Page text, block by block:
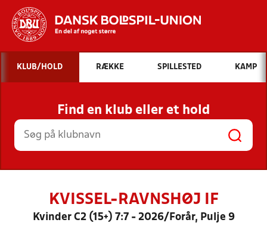
Hvad vil du søge efter?
INDHOLD OG NYHEDER
STILLINGER, RESULTATER, KLUBBER OG
HOLD
KLUB/HOLD RÆKKE SPILLESTED KAMP
Find en klub eller et hold
KVISSEL-RAVNSHØJ IF
Kvinder C2 (15+) 7:7 - 2026/Forår, Pulje 9